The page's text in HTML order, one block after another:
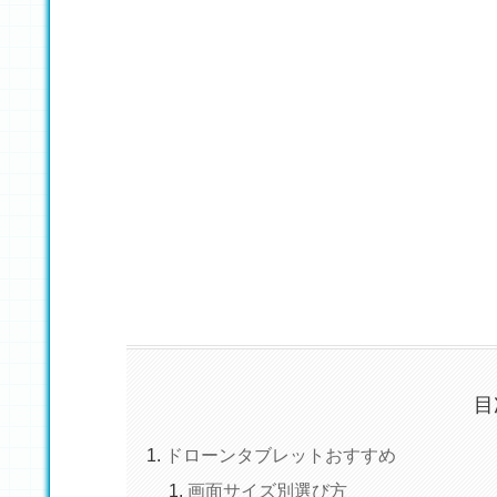
ドローンタブレットおすすめ
画面サイズ別選び方